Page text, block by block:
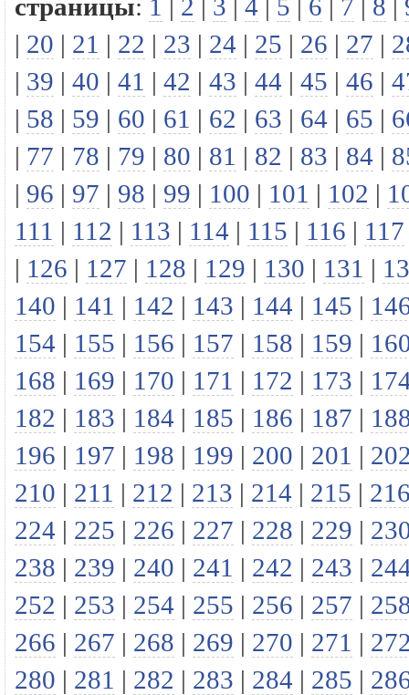
страницы: 1 | 2 | 3 | 4 | 5 | 6 | 7 | 8 |
| 20 | 21 | 22 | 23 | 24 | 25 | 26 | 27 |
| 39 | 40 | 41 | 42 | 43 | 44 | 45 | 46 |
| 58 | 59 | 60 | 61 | 62 | 63 | 64 | 65 |
| 77 | 78 | 79 | 80 | 81 | 82 | 83 | 84 |
| 96 | 97 | 98 | 99 | 100 | 101 | 102 |
111 | 112 | 113 | 114 | 115 | 116 | 117
| 126 | 127 | 128 | 129 | 130 | 131 |
140 | 141 | 142 | 143 | 144 | 145 |
154 | 155 | 156 | 157 | 158 | 159 |
168 | 169 | 170 | 171 | 172 | 173 |
182 | 183 | 184 | 185 | 186 | 187 |
196 | 197 | 198 | 199 | 200 | 201 |
210 | 211 | 212 | 213 | 214 | 215 |
224 | 225 | 226 | 227 | 228 | 229 |
238 | 239 | 240 | 241 | 242 | 243 |
252 | 253 | 254 | 255 | 256 | 257 |
266 | 267 | 268 | 269 | 270 | 271 |
280 | 281 | 282 | 283 | 284 | 285 |